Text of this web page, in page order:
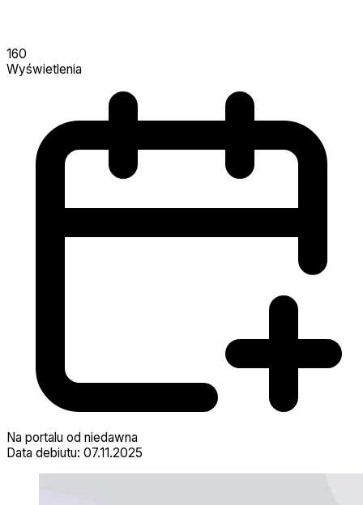
160
Wyświetlenia
Na portalu od niedawna
Data debiutu: 07.11.2025